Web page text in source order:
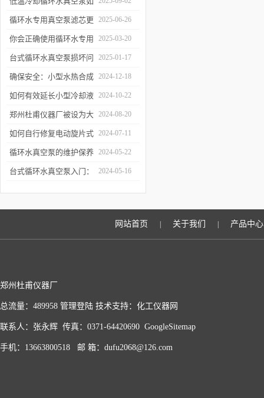
何提升制冷与真空效率？
循环水专用真空泵滤芯更
换周期：基于水质污染度
的判断方法
2025-06-26
你会正确使用循环水专用
真空泵吗？
2025-03-20
台式循环水真空泵损坏问
题诊断与预防措施
2025-01-17
确保安全：小型水热合成
反应釜的操作与维护建议
2024-12-18
如何有效延长小型冷却液
水循环泵的使用寿命？
2024-10-22
郑州杜甫仪器厂被设为大
学生实习就业基地
2024-08-20
如何自行修复电动旋片式
真空泵无法启动的问题
2024-07-11
循环水真空泵的维护保养
与故障排除指南
2024-05-22
台式循环水真空泵入门： 2024-05-16
网站首页 关于我们 产品中心
郑州杜甫仪器厂
总流量：489958 管理登陆 技术支持： 化工仪器网
联系人：张永辉 传真：0371-64420690 GoogleSitemap
手机：13663800518 邮 箱：dufu2068@126.com